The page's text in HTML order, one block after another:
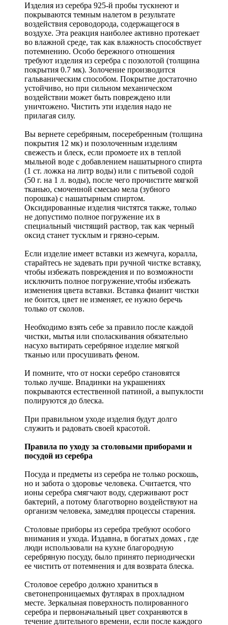
Изделия из серебра 925-й пробы тускнеют и
покрываются темным налетом в результате
воздействия сероводорода, содержащегося в
воздухе. Эта реакция наиболее активно протекает
во влажной среде, так как влажность способствует
потемнению. Особо бережного отношения
требуют изделия из серебра с позолотой (толщина
покрытия 0.7 мк). Золочение производится
гальваническим способом. Покрытие достаточно
устойчиво, но при сильном механическом
воздействии может быть повреждено или
уничтожено. Чистить эти изделия надо не
прилагая силу.
Вы вернете серебряным, посеребренным (толщина
покрытия 12 мк) и позолоченным изделиям
свежесть и блеск, если промоете их в теплой
мыльной воде с добавлением нашатырного спирта
(1 ст. ложка на литр воды) или с питьевой содой
(50 г. на 1 л. воды), после чего прочистите мягкой
тканью, смоченной смесью мела (зубного
порошка) с нашатырным спиртом.
Оксидированные изделия чистятся также, только
не допустимо полное погружение их в
специальный чистящий раствор, так как черный
оксид станет тусклым и грязно-серым.
Если изделие имеет вставки из жемчуга, коралла,
старайтесь не задевать при ручной чистке вставку,
чтобы избежать повреждения и по возможности
исключить полное погружение,чтобы избежать
изменения цвета вставки. Вставка фианит чистки
не боится, цвет не изменяет, ее нужно беречь
только от сколов.
Необходимо взять себе за правило после каждой
чистки, мытья или споласкивания обязательно
насухо вытирать серебряное изделие мягкой
тканью или просушивать феном.
И помните, что от носки серебро становятся
только лучше. Впадинки на украшениях
покрываются естественной патиной, а выпуклости
полируются до блеска.
При правильном уходе изделия будут долго
служить и радовать своей красотой.
Правила по уходу за столовыми приборами и
посудой из серебра
Посуда и предметы из серебра не только роскошь,
но и забота о здоровье человека. Считается, что
ионы серебра смягчают воду, сдерживают рост
бактерий, а потому благотворно воздействуют на
организм человека, замедляя процессы старения.
Столовые приборы из серебра требуют особого
внимания и ухода. Издавна, в богатых домах , где
люди использовали на кухне благородную
серебряную посуду, было принято периодически
ее чистить от потемнения и для возврата блеска.
Столовое серебро должно храниться в
светонепроницаемых футлярах в прохладном
месте. Зеркальная поверхность полированного
серебра и первоначальный цвет сохраняются в
течение длительного времени, если после каждого